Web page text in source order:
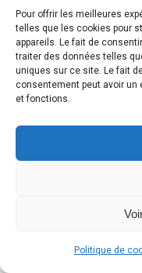
Pour offrir les meilleures
telles que les cookies pour
appareils. Le fait de
traiter des données telles
uniques sur ce site. Le fait
consentement peut avoir
et fonctions.
Politique de